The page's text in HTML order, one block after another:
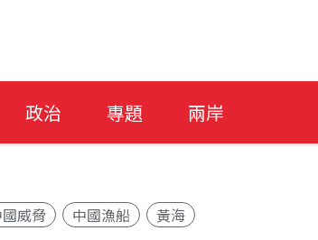
政治 專題 兩岸
威脅 中國漁船 黃海